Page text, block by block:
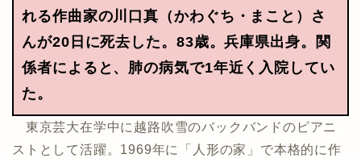
れる作曲家の川口真（かわぐち・まこと）さ
んが20日に死去した。83歳。兵庫県出身。関
係者によると、肺の病気で1年近く入院してい
た。
東京芸大在学中に越路吹雪のバックバンドのピアニ
ストとして活躍。1969年に「人形の家」で本格的に作